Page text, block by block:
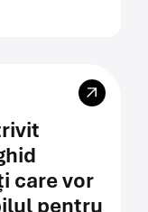
care vor
pentru